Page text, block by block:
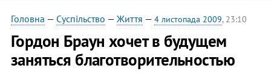
Головна — Суспільство — Життя — 4 листопада 2009, 23:10
Гордон Браун хочет в будущем
заняться благотворительностью